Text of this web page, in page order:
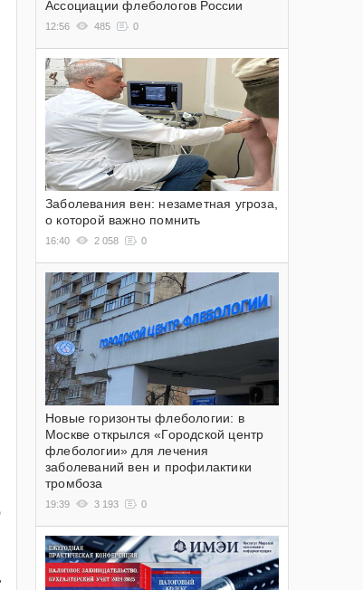
Ассоциации флебологов России
12:56 485 0
Заболевания вен: незаметная угроза,
о которой важно помнить
16:40 2 058 0
Новые горизонты флебологии: в
Москве открылся «Городской центр
флебологии» для лечения
заболеваний вен и профилактики
тромбоза
19:39 3 193 0